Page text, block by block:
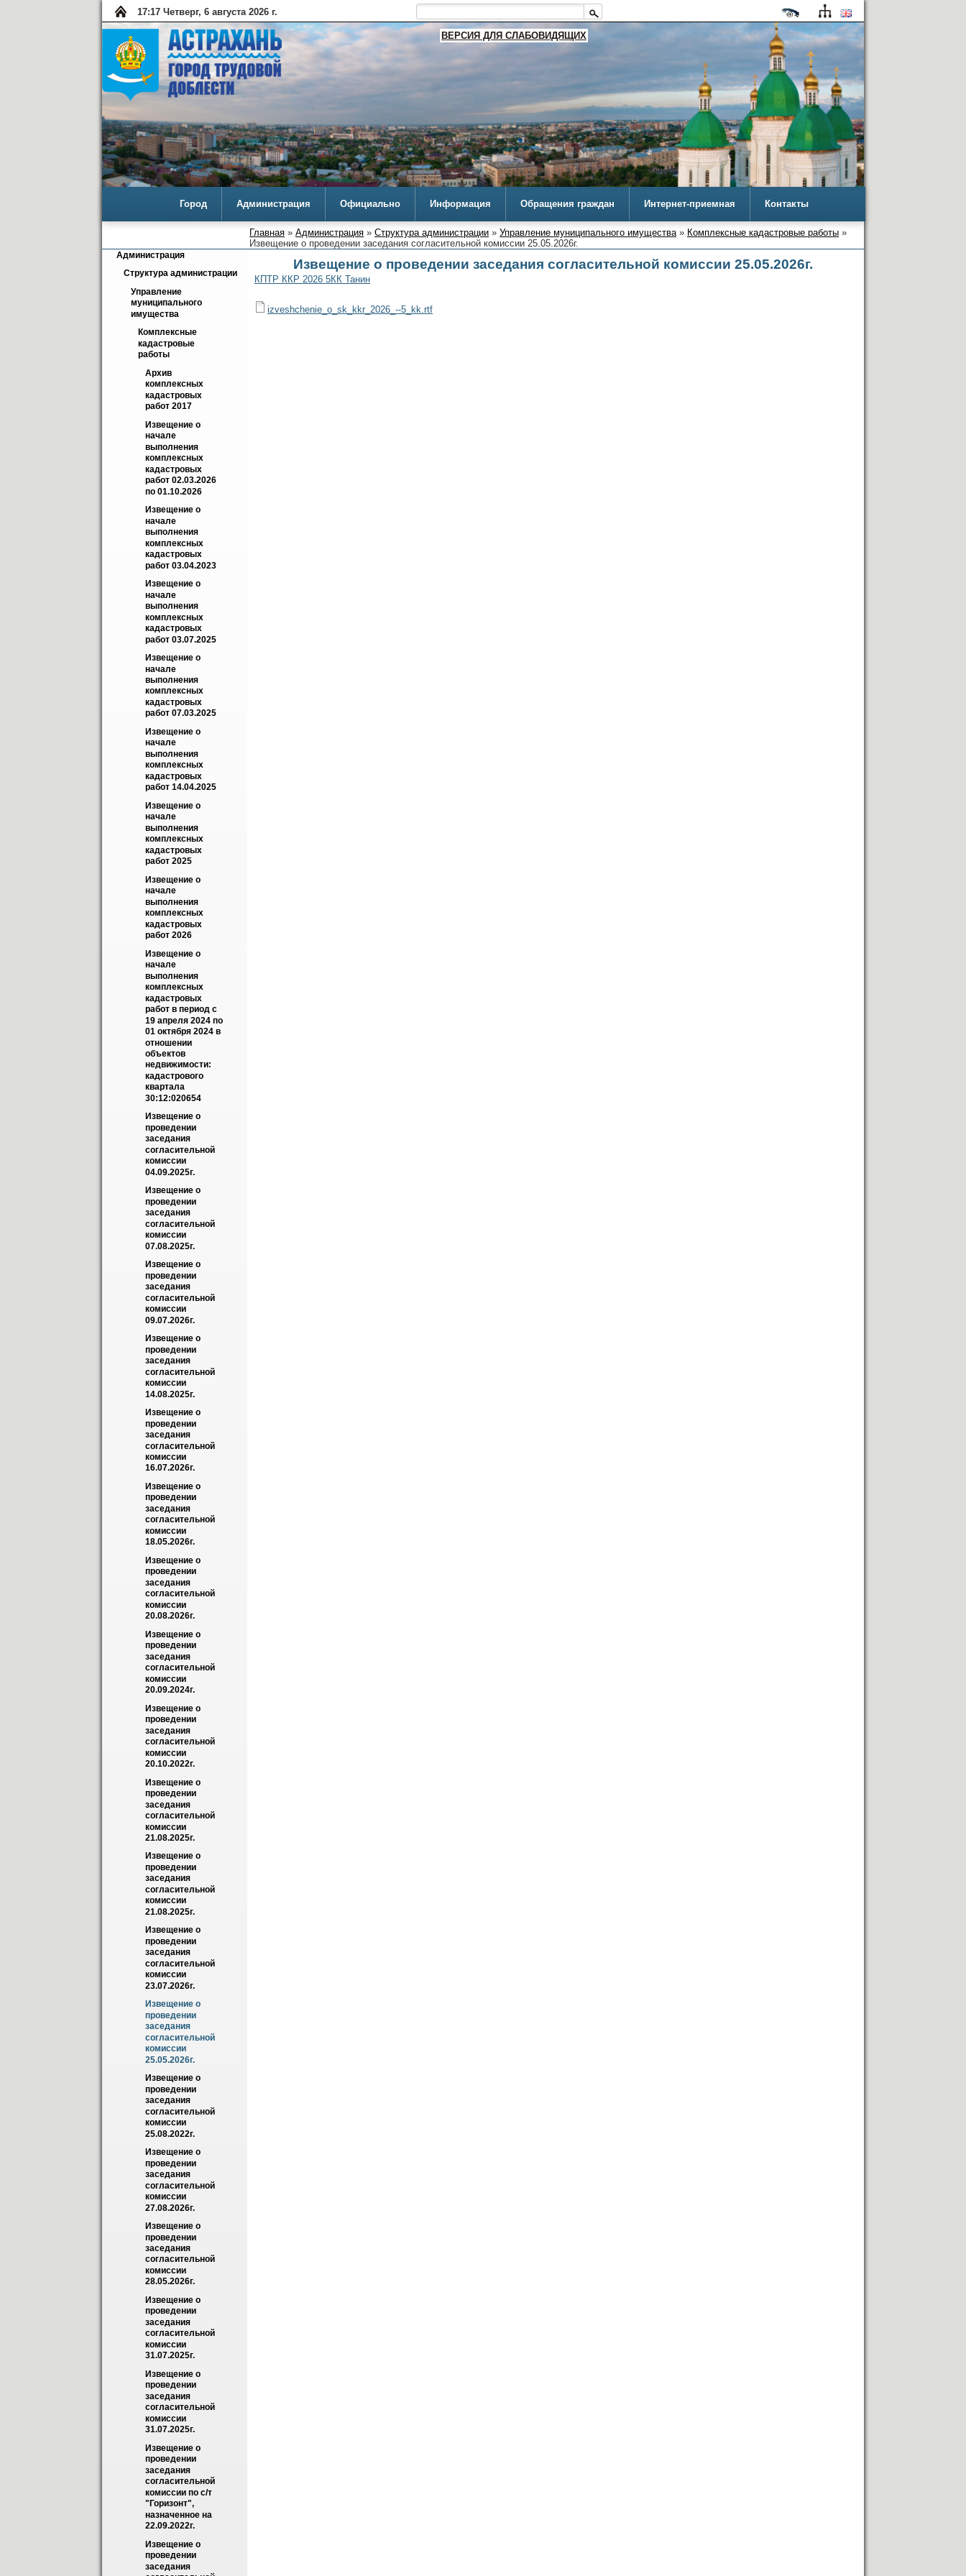
17:17 Четверг, 6 августа 2026 г.
ВЕРСИЯ ДЛЯ СЛАБОВИДЯЩИХ
Город Администрация Официально Информация Обращения граждан Интернет-приемная Контакты
Главная » Администрация » Структура администрации » Управление муниципального имущества» Комплексные кадастровые работы »
Извещение о проведении заседания согласительной комиссии 25.05.2026г.
Администрация
Структура администрации
Управление
муниципального
имущества
Комплексные
кадастровые
работы
Архив
комплексных
кадастровых
работ 2017
Извещение о
начале
выполнения
комплексных
кадастровых
работ 02.03.2026
по 01.10.2026
Извещение о
начале
выполнения
комплексных
кадастровых
работ 03.04.2023
Извещение о
начале
выполнения
комплексных
кадастровых
работ 03.07.2025
Извещение о
начале
выполнения
комплексных
кадастровых
работ 07.03.2025
Извещение о
начале
выполнения
комплексных
кадастровых
работ 14.04.2025
Извещение о
начале
выполнения
комплексных
кадастровых
работ 2025
Извещение о
начале
выполнения
комплексных
кадастровых
работ 2026
Извещение о
начале
выполнения
комплексных
кадастровых
работ в период с
19 апреля 2024 по
01 октября 2024 в
отношении
объектов
недвижимости:
кадастрового
квартала
30:12:020654
Извещение о
проведении
заседания
согласительной
комиссии
04.09.2025г.
Извещение о
проведении
заседания
согласительной
комиссии
07.08.2025г.
Извещение о
проведении
заседания
согласительной
комиссии
09.07.2026г.
Извещение о
проведении
заседания
согласительной
комиссии
14.08.2025г.
Извещение о
проведении
заседания
согласительной
комиссии
16.07.2026г.
Извещение о
проведении
заседания
согласительной
комиссии
18.05.2026г.
Извещение о
проведении
заседания
согласительной
комиссии
20.08.2026г.
Извещение о
проведении
заседания
согласительной
комиссии
20.09.2024г.
Извещение о
проведении
заседания
согласительной
комиссии
20.10.2022г.
Извещение о
проведении
заседания
согласительной
комиссии
21.08.2025г.
Извещение о
проведении
заседания
согласительной
комиссии
21.08.2025г.
Извещение о
проведении
заседания
согласительной
комиссии
23.07.2026г.
Извещение о
проведении
заседания
согласительной
комиссии
25.05.2026г.
Извещение о
проведении
заседания
согласительной
комиссии
25.08.2022г.
Извещение о
проведении
заседания
согласительной
комиссии
27.08.2026г.
Извещение о
проведении
заседания
согласительной
комиссии
28.05.2026г.
Извещение о
проведении
заседания
согласительной
комиссии
31.07.2025г.
Извещение о
проведении
заседания
согласительной
комиссии
31.07.2025г.
Извещение о
проведении
заседания
согласительной
комиссии по с/т
"Горизонт",
назначенное на
22.09.2022г.
Извещение о
проведении
заседания
Извещение о проведении заседания согласительной комиссии 25.05.2026г.
КПТР ККР 2026 5КК Танин
izveshchenie_o_sk_kkr_2026_--5_kk.rtf